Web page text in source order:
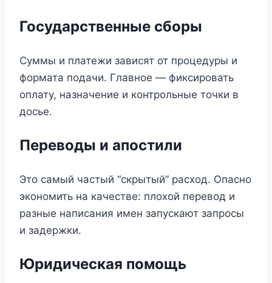
Государственные сборы
Суммы и платежи зависят от процедуры и
формата подачи. Главное — фиксировать
оплату, назначение и контрольные точки в
досье.
Переводы и апостили
Это самый частый “скрытый” расход. Опасно
экономить на качестве: плохой перевод и
разные написания имен запускают запросы
и задержки.
Юридическая помощь